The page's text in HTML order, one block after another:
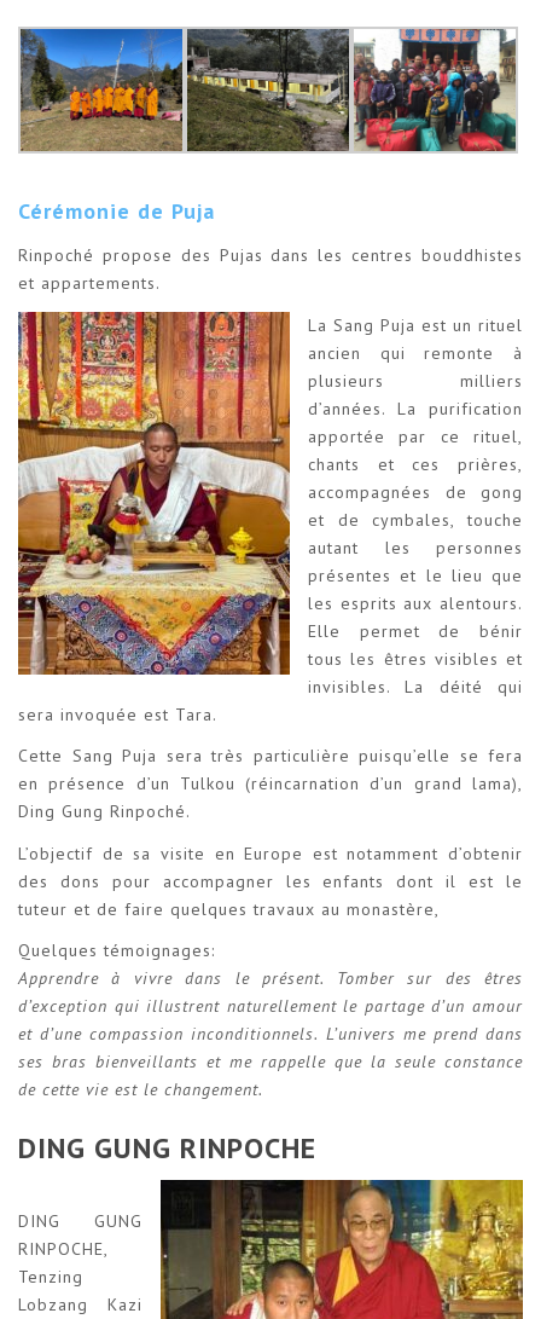
Cérémonie de Puja
Rinpoché propose des Pujas dans les centres bouddhistes
et appartements.
La Sang Puja est un rituel
ancien qui remonte à
plusieurs milliers
d’années. La purification
apportée par ce rituel,
chants et ces prières,
accompagnées de gong
et de cymbales, touche
autant les personnes
présentes et le lieu que
les esprits aux alentours.
Elle permet de bénir
tous les êtres visibles et
invisibles. La déité qui
sera invoquée est Tara.
Cette Sang Puja sera très particulière puisqu’elle se fera
en présence d’un Tulkou (réincarnation d’un grand lama),
Ding Gung Rinpoché.
L’objectif de sa visite en Europe est notamment d’obtenir
des dons pour accompagner les enfants dont il est le
tuteur et de faire quelques travaux au monastère,
Quelques témoignages:
Apprendre à vivre dans le présent. Tomber sur des êtres
d’exception qui illustrent naturellement le partage d’un amour
et d’une compassion inconditionnels. L’univers me prend dans
ses bras bienveillants et me rappelle que la seule constance
de cette vie est le changement.
DING GUNG RINPOCHE
DING GUNG
RINPOCHE,
Tenzing
Lobzang Kazi